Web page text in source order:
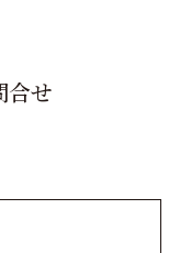
合せ